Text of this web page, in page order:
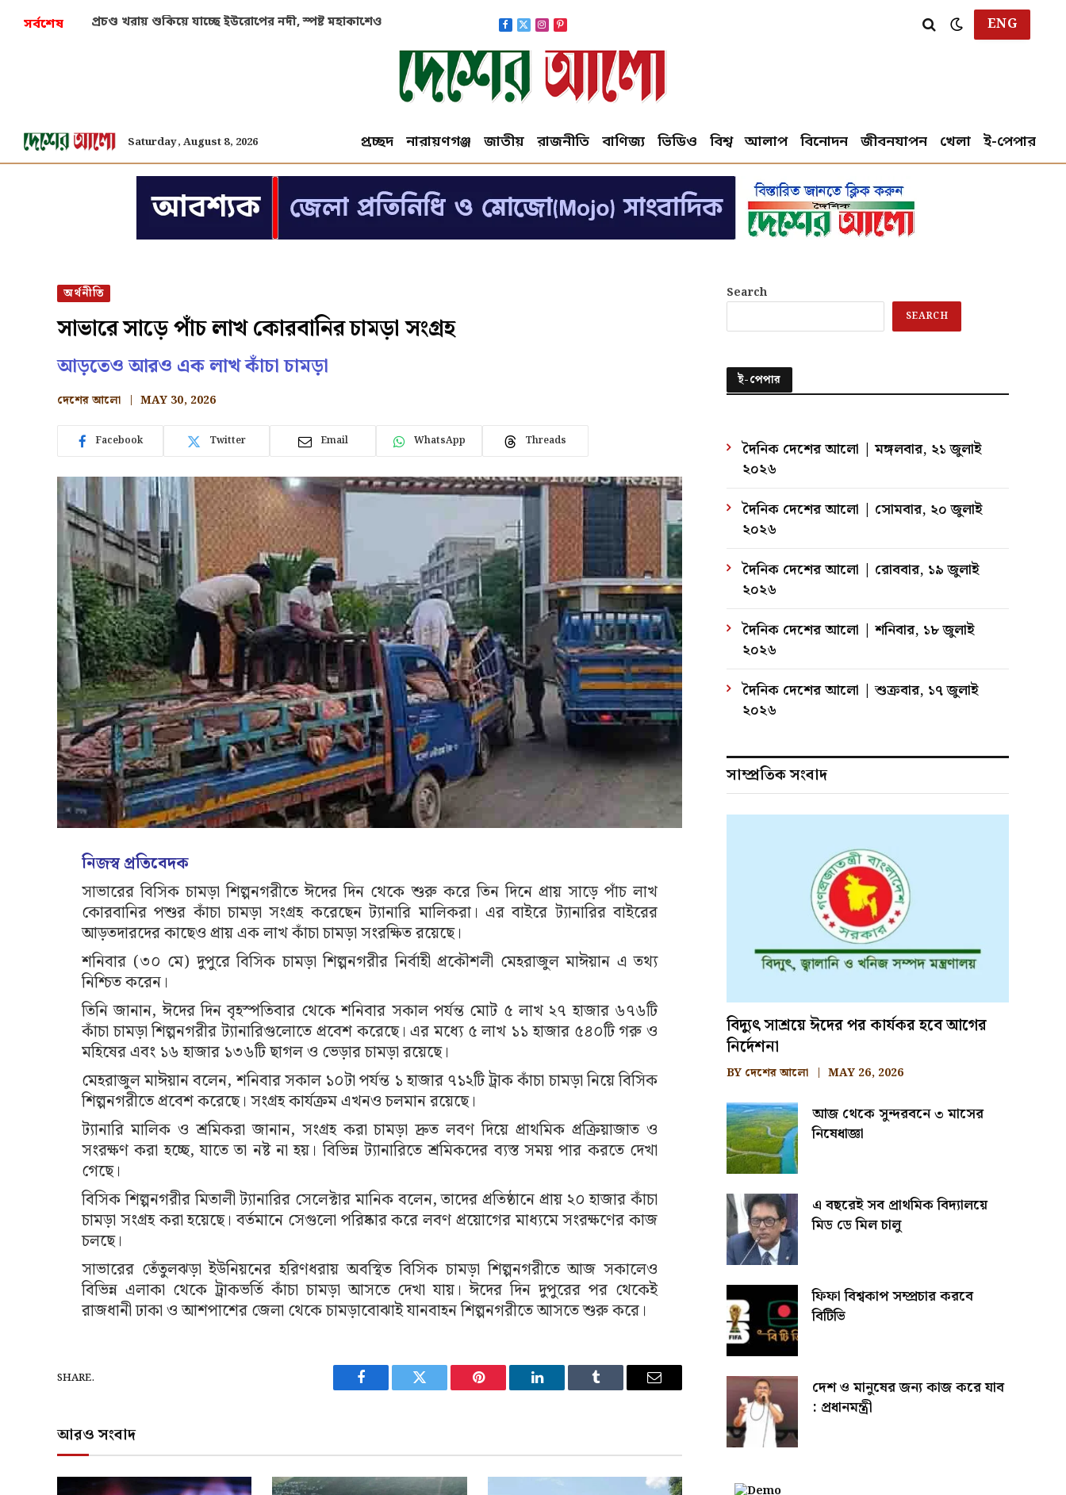
সর্বশেষ প্রচণ্ড খরায় শুকিয়ে যাচ্ছে ইউরোপের নদী, স্পষ্ট মহাকাশেও
Facebook
X
(Twitter)
Instagram
Pinterest ENG
Saturday, August 8, 2026 প্রচ্ছদ নারায়ণগঞ্জ জাতীয় রাজনীতি বাণিজ্য ভিডিও বিশ্ব আলাপ বিনোদন জীবনযাপন খেলা ই-পেপার
অর্থনীতি
সাভারে সাড়ে পাঁচ লাখ কোরবানির চামড়া সংগ্রহ
আড়তেও আরও এক লাখ কাঁচা চামড়া
দেশের আলো MAY 30, 2026
Facebook Twitter Email WhatsApp Threads
নিজস্ব প্রতিবেদক
সাভারের বিসিক চামড়া শিল্পনগরীতে ঈদের দিন থেকে শুরু করে তিন দিনে প্রায় সাড়ে পাঁচ লাখ
কোরবানির পশুর কাঁচা চামড়া সংগ্রহ করেছেন ট্যানারি মালিকরা। এর বাইরে ট্যানারির বাইরের
আড়তদারদের কাছেও প্রায় এক লাখ কাঁচা চামড়া সংরক্ষিত রয়েছে।
শনিবার (৩০ মে) দুপুরে বিসিক চামড়া শিল্পনগরীর নির্বাহী প্রকৌশলী মেহরাজুল মাঈয়ান এ তথ্য
নিশ্চিত করেন।
তিনি জানান, ঈদের দিন বৃহস্পতিবার থেকে শনিবার সকাল পর্যন্ত মোট ৫ লাখ ২৭ হাজার ৬৭৬টি
কাঁচা চামড়া শিল্পনগরীর ট্যানারিগুলোতে প্রবেশ করেছে। এর মধ্যে ৫ লাখ ১১ হাজার ৫৪০টি গরু ও
মহিষের এবং ১৬ হাজার ১৩৬টি ছাগল ও ভেড়ার চামড়া রয়েছে।
মেহরাজুল মাঈয়ান বলেন, শনিবার সকাল ১০টা পর্যন্ত ১ হাজার ৭১২টি ট্রাক কাঁচা চামড়া নিয়ে বিসিক
শিল্পনগরীতে প্রবেশ করেছে। সংগ্রহ কার্যক্রম এখনও চলমান রয়েছে।
ট্যানারি মালিক ও শ্রমিকরা জানান, সংগ্রহ করা চামড়া দ্রুত লবণ দিয়ে প্রাথমিক প্রক্রিয়াজাত ও
সংরক্ষণ করা হচ্ছে, যাতে তা নষ্ট না হয়। বিভিন্ন ট্যানারিতে শ্রমিকদের ব্যস্ত সময় পার করতে দেখা
গেছে।
বিসিক শিল্পনগরীর মিতালী ট্যানারির সেলেক্টার মানিক বলেন, তাদের প্রতিষ্ঠানে প্রায় ২০ হাজার কাঁচা
চামড়া সংগ্রহ করা হয়েছে। বর্তমানে সেগুলো পরিষ্কার করে লবণ প্রয়োগের মাধ্যমে সংরক্ষণের কাজ
চলছে।
সাভারের তেঁতুলঝড়া ইউনিয়নের হরিণধরায় অবস্থিত বিসিক চামড়া শিল্পনগরীতে আজ সকালেও
বিভিন্ন এলাকা থেকে ট্রাকভর্তি কাঁচা চামড়া আসতে দেখা যায়। ঈদের দিন দুপুরের পর থেকেই
রাজধানী ঢাকা ও আশপাশের জেলা থেকে চামড়াবোঝাই যানবাহন শিল্পনগরীতে আসতে শুরু করে।
SHARE.
Facebook Twitter Pinterest LinkedIn Tumblr Email
আরও সংবাদ
Search
SEARCH
ই-পেপার
দৈনিক দেশের আলো | মঙ্গলবার, ২১ জুলাই
২০২৬
দৈনিক দেশের আলো | সোমবার, ২০ জুলাই
২০২৬
দৈনিক দেশের আলো | রোববার, ১৯ জুলাই
২০২৬
দৈনিক দেশের আলো | শনিবার, ১৮ জুলাই
২০২৬
দৈনিক দেশের আলো | শুক্রবার, ১৭ জুলাই
২০২৬
সাম্প্রতিক সংবাদ
বিদ্যুৎ সাশ্রয়ে ঈদের পর কার্যকর হবে আগের
নির্দেশনা
BY দেশের আলো MAY 26, 2026
আজ থেকে সুন্দরবনে ৩ মাসের
নিষেধাজ্ঞা
এ বছরেই সব প্রাথমিক বিদ্যালয়ে
মিড ডে মিল চালু
ফিফা বিশ্বকাপ সম্প্রচার করবে
বিটিভি
দেশ ও মানুষের জন্য কাজ করে যাব
: প্রধানমন্ত্রী